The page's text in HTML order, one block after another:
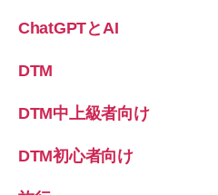
ChatGPTとAI
DTM
DTM中上級者向け
DTM初心者向け